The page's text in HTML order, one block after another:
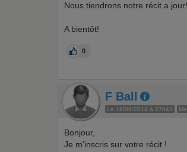
Nous tiendrons notre récit a jour!
A bientôt!
0
F Ball
Le 19/09/2014 à 17h43
Bonjour,
Je m'inscris sur votre récit !